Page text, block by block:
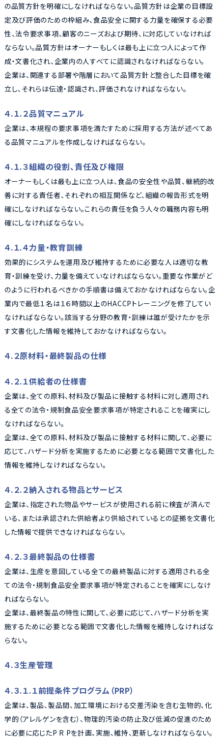
の品質方針を明確にしなければならない。品質方針は企業の目標設
定及び評価のための枠組み、食品安全に関する力量を確保する必要
性、法令要求事項、顧客のニーズおよび期待、に対応していなければ
ならない。品質方針はオーナーもしくは最も上に立つ人によって作
成・文書化され、企業内の人すべてに認識されなければならない。
企業は、関連する部署や階層において品質方針と整合した目標を確
立し、それらは伝達・認識され、評価されなければならない。
４.１.２品質マニュアル
企業は、本規程の要求事項を満たすために採用する方法が述べてあ
る品質マニュアルを作成しなければならない。
４.１.３組織の役割、責任及び権限
オーナーもしくは最も上に立つ人は、食品の安全性や品質、継続的改
善に対する責任者、それぞれの相互関係など、組織の報告形式を明
確にしなければならない。これらの責任を負う人々の職務内容も明
確にしなければならない。
４.１.４力量・教育訓練
効果的にシステムを運用及び維持するために必要な人は適切な教
育・訓練を受け、力量を備えていなければならない。重要な作業がど
のように行われるべきかの手順書は備えておかなければならない。企
業内で最低１名は１６時間以上のHACCPトレーニングを修了してい
なければならない。該当する分野の教育・訓練は誰が受けたかを示
す文書化した情報を維持しておかなければならない。
４.２原材料・最終製品の仕様
４.２.１供給者の仕様書
企業は、全ての原料、材料及び製品に接触する材料に対し適用され
る全ての法令・規制食品安全要求事項が特定されることを確実にし
なければならない。
企業は、全ての原料、材料及び製品に接触する材料に関して、必要に
応じて、ハザード分析を実施するために必要となる範囲で文書化した
情報を維持しなければならない。
４.２.２納入される物品とサービス
企業は、指定された物品やサービスが使用される前に検査が済んで
いる、または承認された供給者より供給されているとの証拠を文書化
した情報で提供できなければならない。
４.２.３最終製品の仕様書
企業は、生産を意図している全ての最終製品に対する適用される全
ての法令・規制食品安全要求事項が特定されることを確実にしなけ
ればならない。
企業は、最終製品の特性に関して、必要に応じて、ハザード分析を実
施するために必要となる範囲で文書化した情報を維持しなければな
らない。
４.３生産管理
４.３.１.１前提条件プログラム（PRP）
企業は、製品、製品間、加工環境における交差汚染を含む生物的、化
学的（アレルゲンを含む）、物理的汚染の防止及び低減の促進のため
に必要に応じたP R Pを計画、実施、維持、更新しなければならない。